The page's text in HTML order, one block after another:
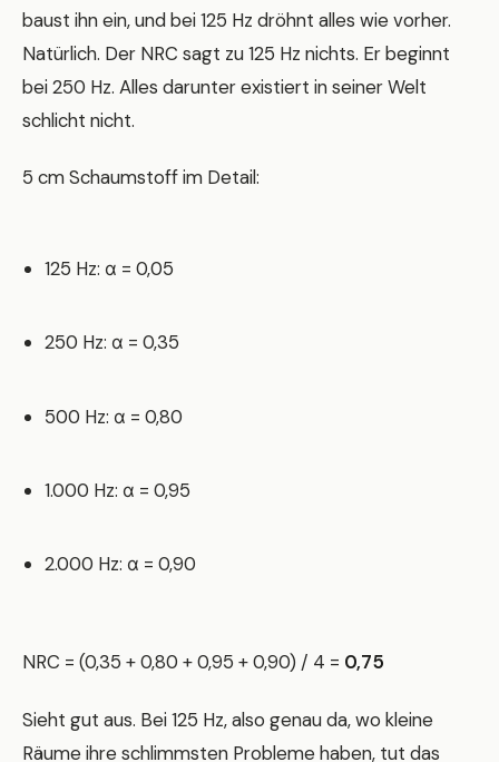
baust ihn ein, und bei 125 Hz dröhnt alles wie vorher.
Natürlich. Der NRC sagt zu 125 Hz nichts. Er beginnt
bei 250 Hz. Alles darunter existiert in seiner Welt
schlicht nicht.
5 cm Schaumstoff im Detail:
125 Hz: α = 0,05
250 Hz: α = 0,35
500 Hz: α = 0,80
1.000 Hz: α = 0,95
2.000 Hz: α = 0,90
NRC = (0,35 + 0,80 + 0,95 + 0,90) / 4 = 0,75
Sieht gut aus. Bei 125 Hz, also genau da, wo kleine
Räume ihre schlimmsten Probleme haben, tut das